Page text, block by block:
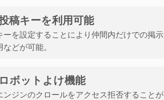
稿キーを利用可能
ーを設定することにより仲間内だけでの掲示
どが可能。
ロボットよけ機能
ンジンのクロールをアクセス拒否することが